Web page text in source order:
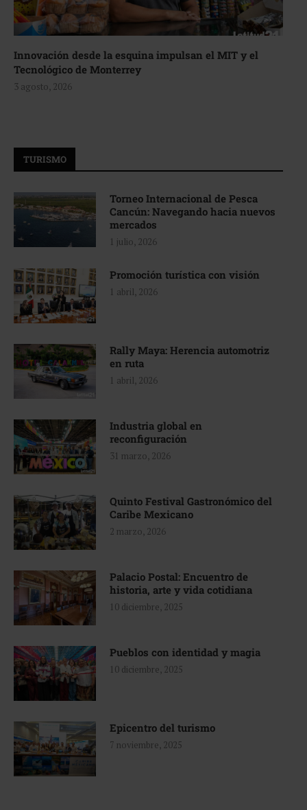
Innovación desde la esquina impulsan el MIT y el
Tecnológico de Monterrey
3 agosto, 2026
TURISMO
Torneo Internacional de Pesca
Cancún: Navegando hacia nuevos
mercados
1 julio, 2026
Promoción turística con visión
1 abril, 2026
Rally Maya: Herencia automotriz
en ruta
1 abril, 2026
Industria global en
reconfiguración
31 marzo, 2026
Quinto Festival Gastronómico del
Caribe Mexicano
2 marzo, 2026
Palacio Postal: Encuentro de
historia, arte y vida cotidiana
10 diciembre, 2025
Pueblos con identidad y magia
10 diciembre, 2025
Epicentro del turismo
7 noviembre, 2025